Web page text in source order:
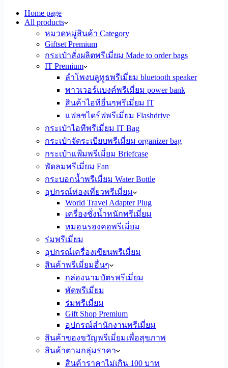
Home page
All products
หมวดหมู่สินค้า Category
Giftset Premium
กระเป๋าสั่งผลิตพรีเมี่ยม Made to order bags
IT Premium
ลำโพงบลูทูธพรีเมี่ยม bluetooth speaker
พาวเวอร์แบงค์พรีเมี่ยม power bank
สินค้าไอทีอื่นๆพรีเมี่ยม IT
แฟลชไดร์ฟพรีเมี่ยม Flashdrive
กระเป๋าไอทีพรีเมี่ยม IT Bag
กระเป๋าจัดระเบียบพรีเมี่ยม organizer bag
กระเป๋าแฟ้มพรีเมี่ยม Briefcase
พัดลมพรีเมี่ยม Fan
กระบอกน้ำพรีเมี่ยม Water Bottle
อุปกรณ์ท่องเที่ยวพรีเมี่ยม
World Travel Adapter Plug
เครื่องชั่งน้ำหนักพรีเมี่ยม
หมอนรองคอพรีเมี่ยม
ร่มพรีเมี่ยม
อุปกรณ์เครื่องเขียนพรีเมี่ยม
สินค้าพรีเมี่ยมอื่นๆ
กล่องนามบัตรพรีเมี่ยม
พัดพรีเมี่ยม
ร่มพรีเมี่ยม
Gift Shop Premium
อุปกรณ์สำนักงานพรีเมี่ยม
สินค้าของขวัญพรีเมี่ยมเพื่อสุขภาพ
สินค้าตามกลุ่มราคา
สินค้าราคาไม่เกิน 100 บาท